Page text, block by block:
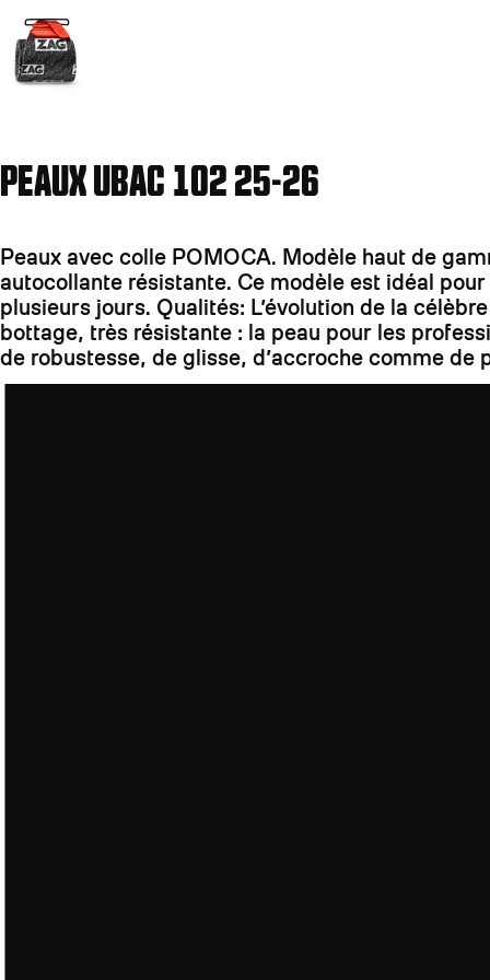
PEAUX UBAC 102 25-26
Peaux avec colle POMOCA. Modèle haut de
autocollante résistante. Ce modèle est idéal
plusieurs jours. Qualités: L’évolution de la
bottage, très résistante : la peau pour les
de robustesse, de glisse, d’accroche comme